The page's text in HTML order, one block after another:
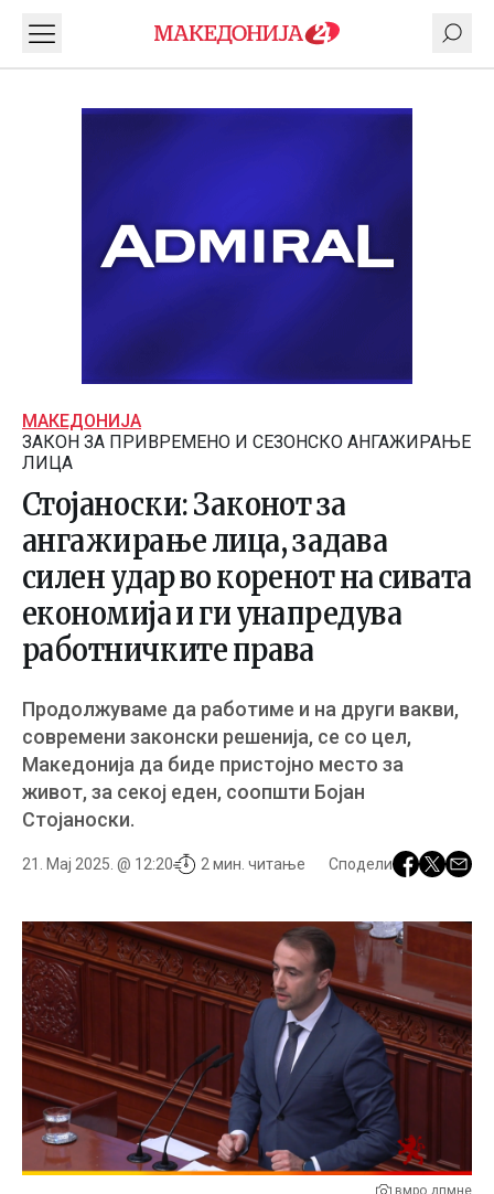
МАКЕДОНИЈА
ЗАКОН ЗА ПРИВРЕМЕНО И СЕЗОНСКО АНГАЖИРАЊЕ
ЛИЦА
Стојаноски: Законот за
ангажирање лица, задава
силен удар во коренот на сивата
економија и ги унапредува
работничките права
Продолжуваме да работиме и на други вакви,
современи законски решенија, се со цел,
Македонија да биде пристојно место за
живот, за секој еден, соопшти Бојан
Стојаноски.
21. Мај 2025. @ 12:20 2 мин. читање Сподели
вмро дпмне